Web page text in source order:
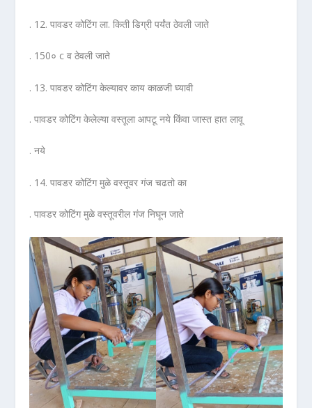
. 12. पावडर कोटिंग ला. किती डिग्री पर्यंत ठेवली जाते
. 150० c व ठेवली जाते
. 13. पावडर कोटिंग केल्यावर काय काळजी घ्यावी
. पावडर कोटिंग केलेल्या वस्तूला आपटू नये किंवा जास्त हात लावू
. नये
. 14. पावडर कोटिंग मुळे वस्तूवर गंज चढतो का
. पावडर कोटिंग मुळे वस्तूवरील गंज निघून जाते